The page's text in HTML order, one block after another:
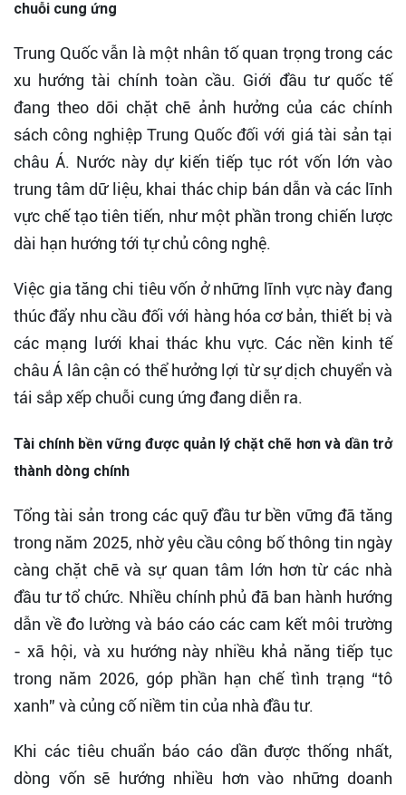
chuỗi cung ứng
Trung Quốc vẫn là một nhân tố quan trọng trong các
xu hướng tài chính toàn cầu. Giới đầu tư quốc tế
đang theo dõi chặt chẽ ảnh hưởng của các chính
sách công nghiệp Trung Quốc đối với giá tài sản tại
châu Á. Nước này dự kiến tiếp tục rót vốn lớn vào
trung tâm dữ liệu, khai thác chip bán dẫn và các lĩnh
vực chế tạo tiên tiến, như một phần trong chiến lược
dài hạn hướng tới tự chủ công nghệ.
Việc gia tăng chi tiêu vốn ở những lĩnh vực này đang
thúc đẩy nhu cầu đối với hàng hóa cơ bản, thiết bị và
các mạng lưới khai thác khu vực. Các nền kinh tế
châu Á lân cận có thể hưởng lợi từ sự dịch chuyển và
tái sắp xếp chuỗi cung ứng đang diễn ra.
Tài chính bền vững được quản lý chặt chẽ hơn và dần trở
thành dòng chính
Tổng tài sản trong các quỹ đầu tư bền vững đã tăng
trong năm 2025, nhờ yêu cầu công bố thông tin ngày
càng chặt chẽ và sự quan tâm lớn hơn từ các nhà
đầu tư tổ chức. Nhiều chính phủ đã ban hành hướng
dẫn về đo lường và báo cáo các cam kết môi trường
- xã hội, và xu hướng này nhiều khả năng tiếp tục
trong năm 2026, góp phần hạn chế tình trạng “tô
xanh” và củng cố niềm tin của nhà đầu tư.
Khi các tiêu chuẩn báo cáo dần được thống nhất,
dòng vốn sẽ hướng nhiều hơn vào những doanh